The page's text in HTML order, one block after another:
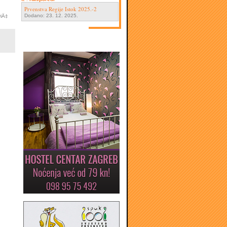
Prvenstva Regije Istok 2025.-2
Dodano: 23. 12. 2025.